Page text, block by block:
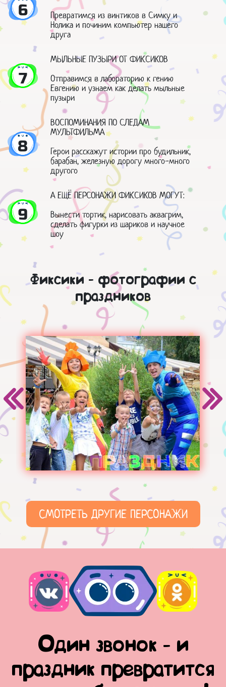
6
Превратимся из винтиков в Симку и
Нолика и починим компьютер нашего
друга
7
МЫЛЬНЫЕ ПУЗЫРИ ОТ ФИКСИКОВ
Отправимся в лабораторию к гению
Евгению и узнаем как делать мыльные
пузыри
8
ВОСПОМИНАНИЯ ПО СЛЕДАМ
МУЛЬТФИЛЬМА
Герои расскажут истории про будильник,
барабан, железную дорогу много-много
другого
9
А ЕЩЁ ПЕРСОНАЖИ ФИКСИКОВ МОГУТ:
Вынести тортик, нарисовать аквагрим,
сделать фигурки из шариков и научное
шоу
Фиксики - фотографии с
праздников
СМОТРЕТЬ ДРУГИЕ ПЕРСОНАЖИ
Один звонок - и
праздник превратится